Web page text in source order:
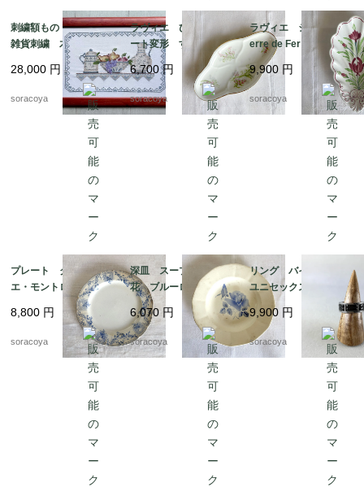
刺繍額もの キッチン
雑貨刺繍 木製フレー
ム ポット ボール
ピッチャー フルー
ツ 12oter19
28,000 円
soracoya
ラヴィエ ひし形プレ
ート変形 すずらん
前菜オードブル プチ
ガトー おやつ 19tw
m34
6,700円
soracoya
ラヴィエ シェル型 T
erre de Fer トゥール
ドフェール ペクソン
ヌ窯 19twm36-2
9,900 円
soracoya
プレート クレイユ・
エ・モントロー 平皿 蔦
レリーフ デザート
19twm84-1
8,800 円
soracoya
深皿 スープ皿 青
花 ブルーローズ ス
テンシル柄 ディゴワ
ン サルグミンヌ 19t
wm70-3
6,070円
soracoya
リング バイカラー
ユニセックス メン
ズ 20号 スカーフリ
ングとしても 12aceh
20-5
9,900 円
soracoya